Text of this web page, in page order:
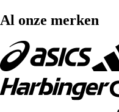
Al onze merken